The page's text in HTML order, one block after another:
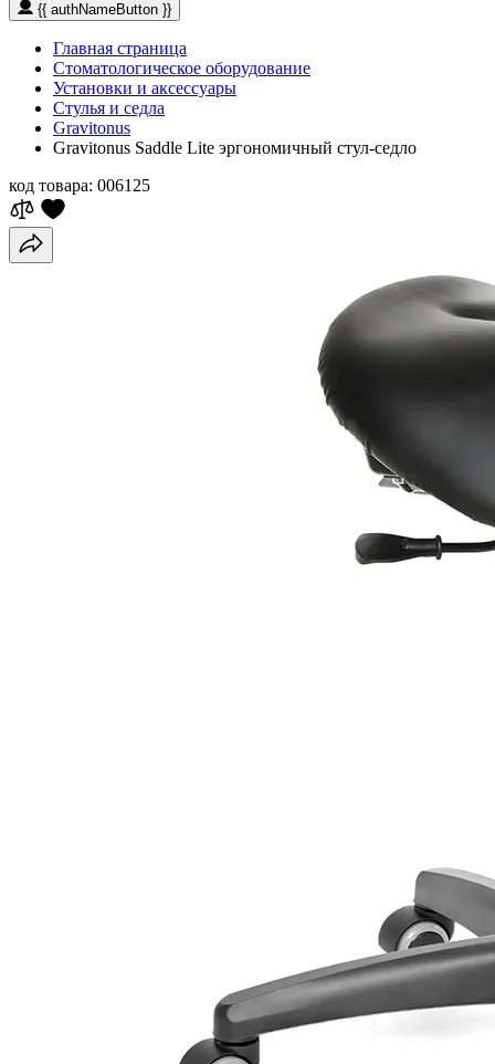
{{ authNameButton }}
Главная страница
Стоматологическое оборудование
Установки и аксессуары
Стулья и седла
Gravitonus
Gravitonus Saddle Lite эргономичный стул-седло
код товара: 006125